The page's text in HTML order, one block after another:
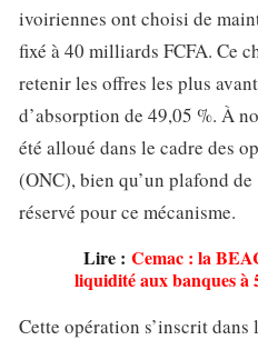
ivoiriennes ont choisi de
fixé à 40 milliards FCFA. Ce
retenir les offres les plus
d’absorption de 49,05 %. À
été alloué dans le cadre des
(ONC), bien qu’un plafond
réservé pour ce mécanisme.
Lire : Cemac : la
liquidité aux banques à
Cette opération s’inscrit dans